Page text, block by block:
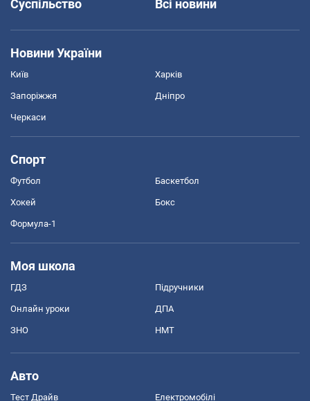
Суспільство
Всі новини
Новини України
Київ Харків
Запоріжжя Дніпро
Черкаси
Спорт
Футбол Баскетбол
Хокей Бокс
Формула-1
Моя школа
ГДЗ Підручники
Онлайн уроки ДПА
ЗНО НМТ
Авто
Тест Драйв Електромобілі